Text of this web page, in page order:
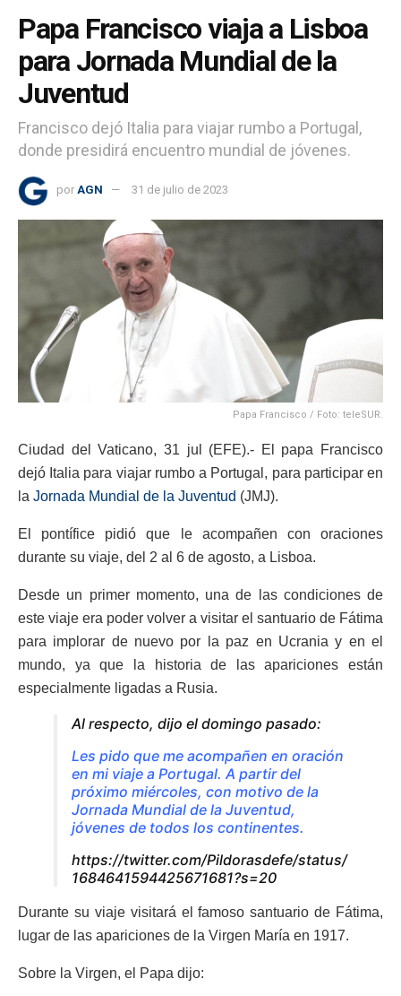
Papa Francisco viaja a Lisboa
para Jornada Mundial de la
Juventud
Francisco dejó Italia para viajar rumbo a Portugal,
donde presidirá encuentro mundial de jóvenes.
por AGN 31 de julio de 2023
Papa Francisco / Foto: teleSUR.
Ciudad del Vaticano, 31 jul (EFE).- El papa Francisco
dejó Italia para viajar rumbo a Portugal, para participar en
la Jornada Mundial de la Juventud (JMJ).
El pontífice pidió que le acompañen con oraciones
durante su viaje, del 2 al 6 de agosto, a Lisboa.
Desde un primer momento, una de las condiciones de
este viaje era poder volver a visitar el santuario de Fátima
para implorar de nuevo por la paz en Ucrania y en el
mundo, ya que la historia de las apariciones están
especialmente ligadas a Rusia.
Al respecto, dijo el domingo pasado:
Les pido que me acompañen en oración
en mi viaje a Portugal. A partir del
próximo miércoles, con motivo de la
Jornada Mundial de la Juventud,
jóvenes de todos los continentes.
https://twitter.com/Pildorasdefe/status/
1684641594425671681?s=20
Durante su viaje visitará el famoso santuario de Fátima,
lugar de las apariciones de la Virgen María en 1917.
Sobre la Virgen, el Papa dijo: